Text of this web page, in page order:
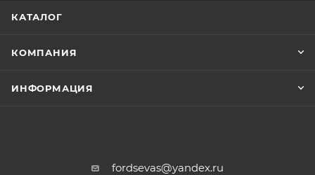
КАТАЛОГ
КОМПАНИЯ
ИНФОРМАЦИЯ
fordsevas@yandex.ru